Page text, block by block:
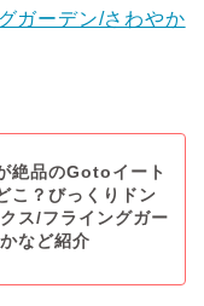
ガーデン/さわやか
絶品のGotoイート
こ？びっくりドン
ス/フライングガー
など紹介